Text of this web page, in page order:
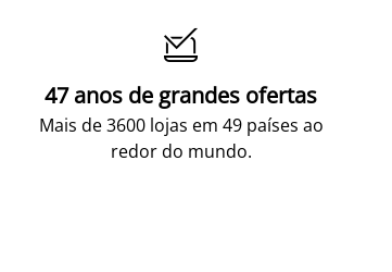

47 anos de grandes ofertas
Mais de 3600 lojas em 49 países ao
redor do mundo.